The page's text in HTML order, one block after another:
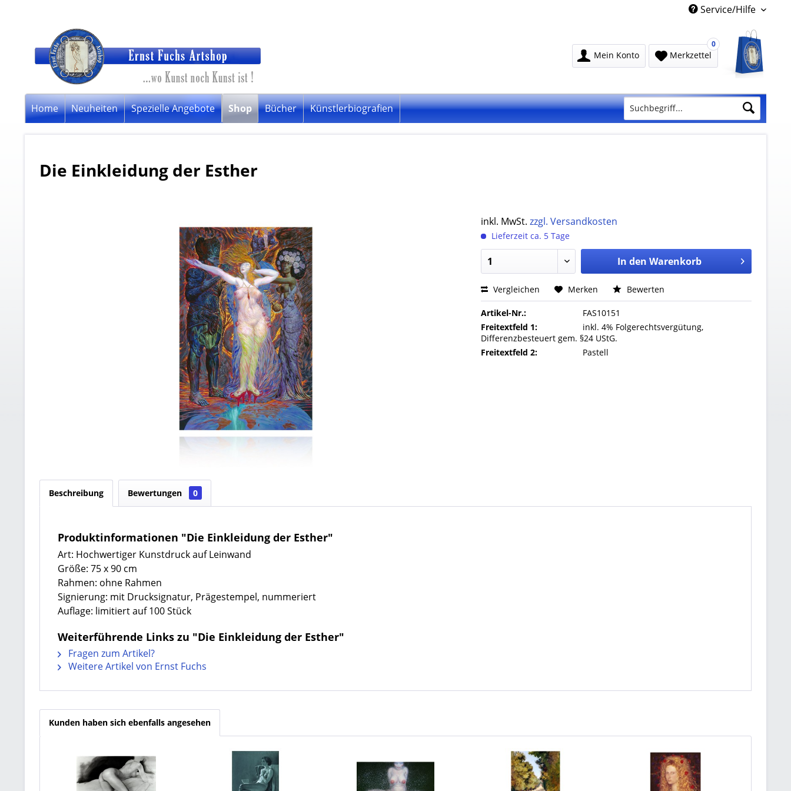
Service/Hilfe
Merkzettel
0
Mein Konto
Home Neuheiten Spezielle Angebote Shop Bücher Künstlerbiografien
Die Einkleidung der Esther
inkl. MwSt.zzgl. Versandkosten
Lieferzeit ca. 5 Tage
In den Warenkorb
Vergleichen Merken Bewerten
Artikel-Nr.:
FAS10151
Freitextfeld 1:
inkl. 4% Folgerechtsvergütung,
Differenzbesteuert gem. §24 UStG.
Freitextfeld 2:
Pastell
Beschreibung Bewertungen 0
Produktinformationen "Die Einkleidung der Esther"
Art: Hochwertiger Kunstdruck auf Leinwand
Größe: 75 x 90 cm
Rahmen: ohne Rahmen
Signierung: mit Drucksignatur, Prägestempel, nummeriert
Auflage: limitiert auf 100 Stück
Weiterführende Links zu "Die Einkleidung der Esther"
Fragen zum Artikel?
Weitere Artikel von Ernst Fuchs
Kunden haben sich ebenfalls angesehen